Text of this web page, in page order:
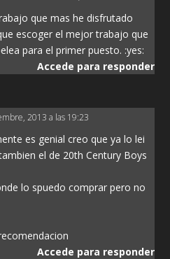
que mas he disfrutado
escoger el mejor trabajo que
para el primer puesto. :yes:
Accede para responder
2013 a las 19:23
es genial creo que ya lo lei
el de 20th Century Boys
lo spuedo comprar pero no
Accede para responder